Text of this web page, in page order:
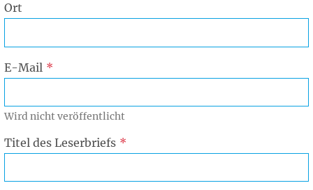
Ort
E-Mail
Wird nicht veröffentlicht
Titel des Leserbriefs